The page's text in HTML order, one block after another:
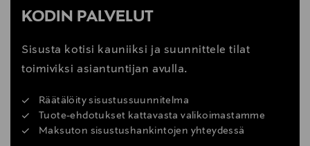
KODIN PALVELUT
Sisusta kotisi kauniiksi ja suunnittele tilat
toimiviksi asiantuntijan avulla.
Räätälöity sisustussuunnitelma
Tuote-ehdotukset kattavasta valikoimastamme
Maksuton sisustushankintojen yhteydessä